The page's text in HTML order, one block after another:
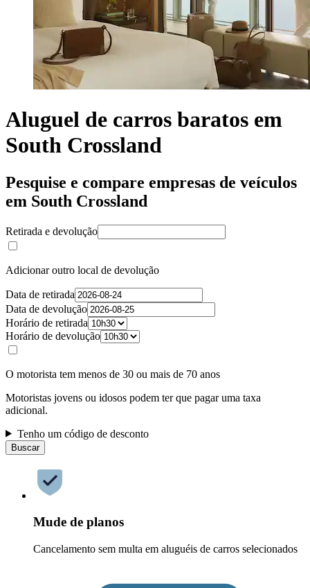
Aluguel de carros baratos em
South Crossland
Pesquise e compare empresas de veículos
em South Crossland
Retirada e devolução
Adicionar outro local de devolução
Data de retirada
Data de devolução
Horário de retirada
Horário de devolução
O motorista tem menos de 30 ou mais de 70 anos
Motoristas jovens ou idosos podem ter que pagar uma taxa
adicional.
Tenho um código de desconto
Buscar
Mude de planos
Cancelamento sem multa em aluguéis de carros selecionados